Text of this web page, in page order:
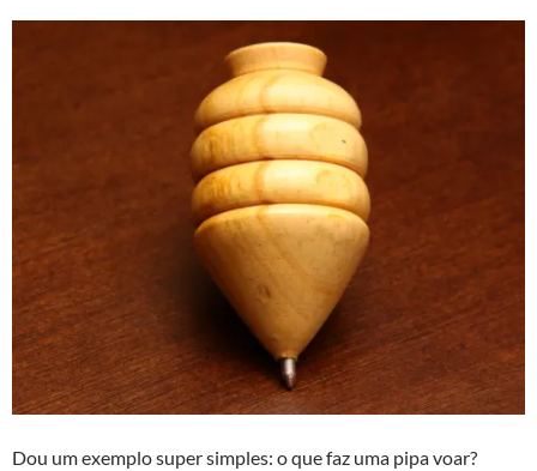
Dou um exemplo super simples: o que faz uma pipa voar?